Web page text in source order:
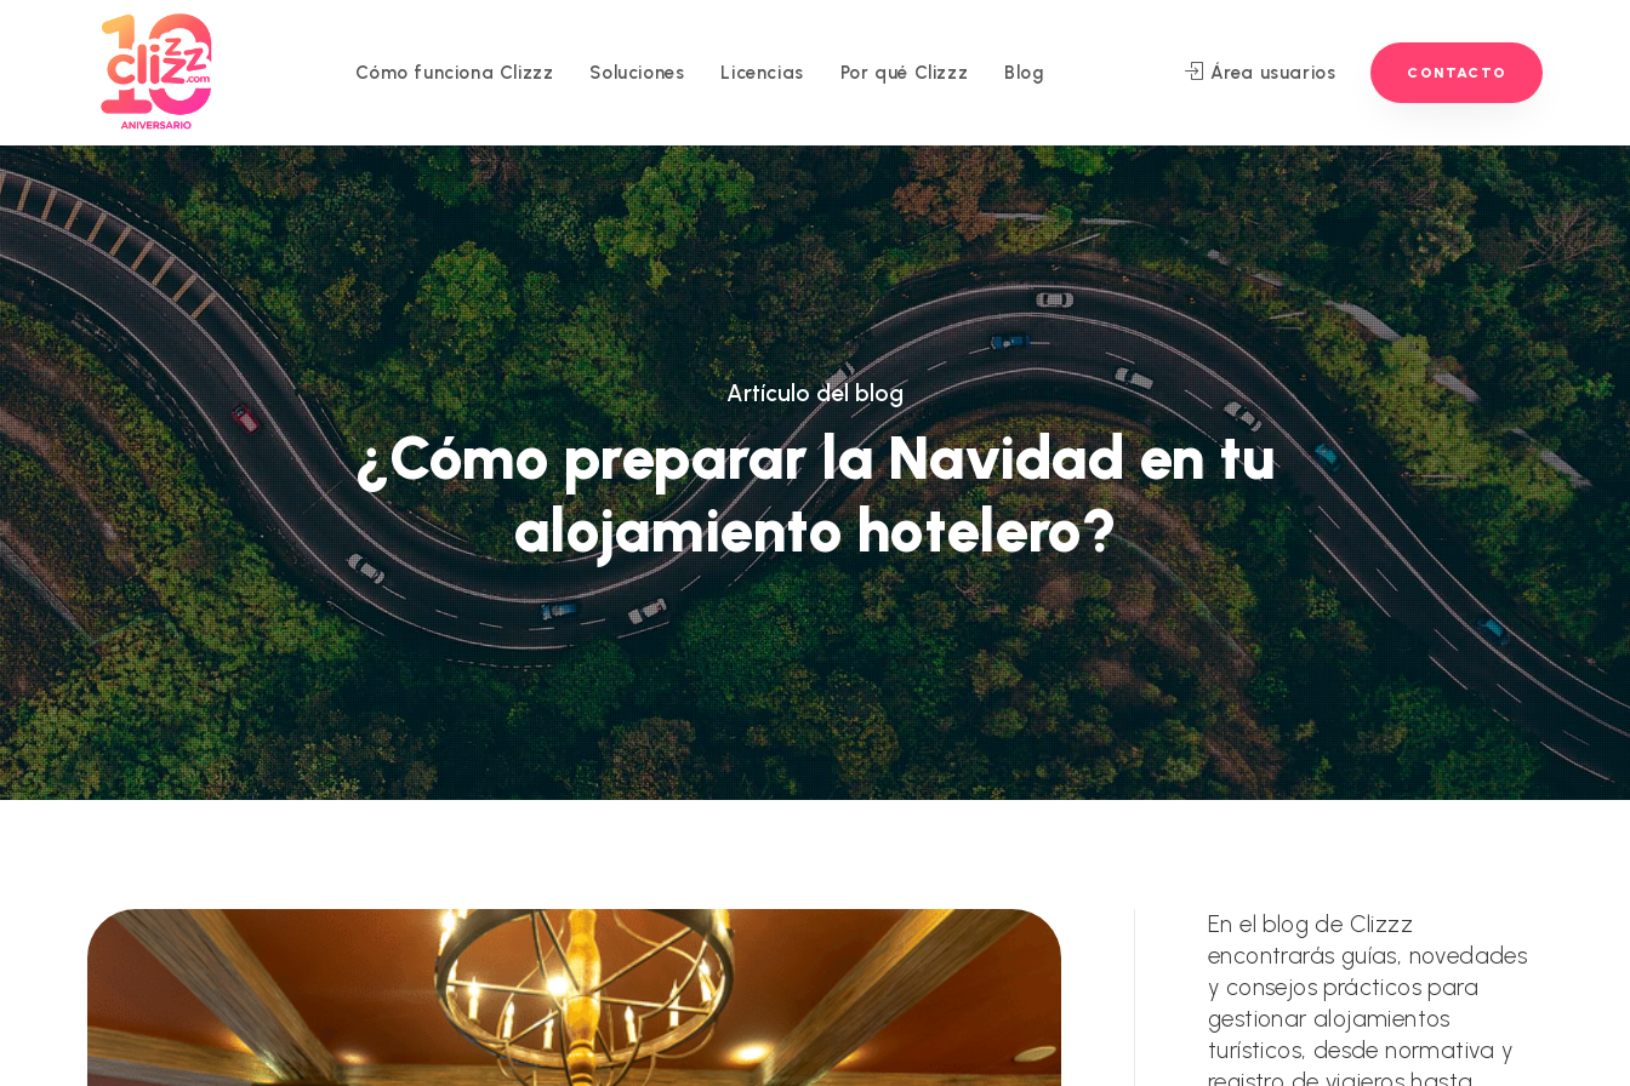
Cómo funciona Clizzz Soluciones Licencias Por qué Clizzz Blog Área usuarios CONTACTO
Artículo del blog
¿Cómo preparar la Navidad en tu
alojamiento hotelero?
En el blog de Clizzz
encontrarás guías, novedades
y consejos prácticos para
gestionar alojamientos
turísticos, desde normativa y